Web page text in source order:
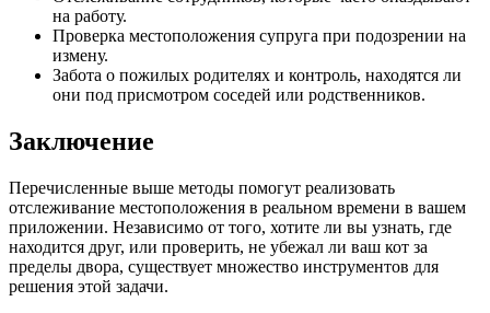
на работу.
Проверка местоположения супруга при подозрении на
измену.
Забота о пожилых родителях и контроль, находятся ли
они под присмотром соседей или родственников.
Заключение
Перечисленные выше методы помогут реализовать
отслеживание местоположения в реальном времени в вашем
приложении. Независимо от того, хотите ли вы узнать, где
находится друг, или проверить, не убежал ли ваш кот за
пределы двора, существует множество инструментов для
решения этой задачи.